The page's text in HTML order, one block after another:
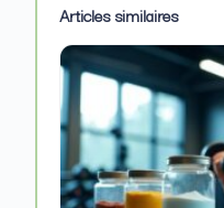
Articles similaires